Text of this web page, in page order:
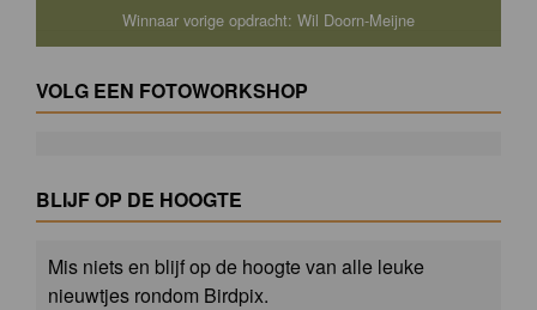
Winnaar vorige opdracht: Wil Doorn-Meijne
VOLG EEN FOTOWORKSHOP
BLIJF OP DE HOOGTE
Mis niets en blijf op de hoogte van alle leuke
nieuwtjes rondom Birdpix.